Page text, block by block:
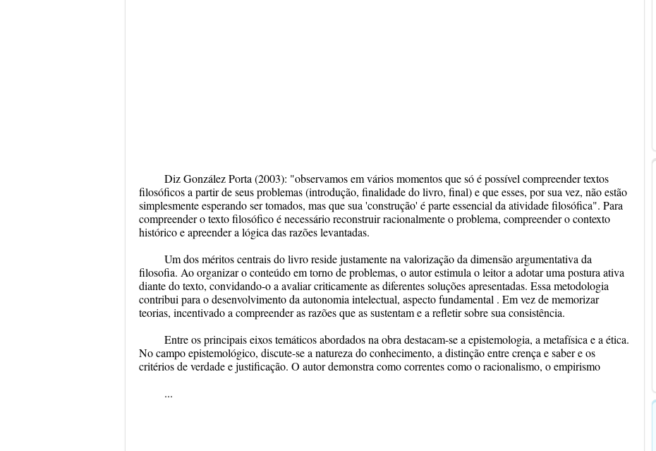
Diz González Porta (2003): "observamos em vários momentos que só é possível compreender textos
filosóficos a partir de seus problemas (introdução, finalidade do livro, final) e que esses, por sua vez, não estão
simplesmente esperando ser tomados, mas que sua 'construção' é parte essencial da atividade filosófica". Para
compreender o texto filosófico é necessário reconstruir racionalmente o problema, compreender o contexto
histórico e apreender a lógica das razões levantadas.
Um dos méritos centrais do livro reside justamente na valorização da dimensão argumentativa da
filosofia. Ao organizar o conteúdo em torno de problemas, o autor estimula o leitor a adotar uma postura ativa
diante do texto, convidando-o a avaliar criticamente as diferentes soluções apresentadas. Essa metodologia
contribui para o desenvolvimento da autonomia intelectual, aspecto fundamental . Em vez de memorizar
teorias, incentivado a compreender as razões que as sustentam e a refletir sobre sua consistência.
Entre os principais eixos temáticos abordados na obra destacam-se a epistemologia, a metafísica e a ética.
No campo epistemológico, discute-se a natureza do conhecimento, a distinção entre crença e saber e os
critérios de verdade e justificação. O autor demonstra como correntes como o racionalismo, o empirismo
...